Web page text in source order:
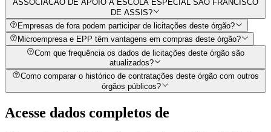
ASSOCIACAO DE APOIO A ESCOLA ESPECIAL SAO FRANCISCO
DE ASSIS?
Empresas de fora podem participar de licitações deste órgão?
Microempresa e EPP têm vantagens em compras deste órgão?
Com que frequência os dados de licitações deste órgão são
atualizados?
Como comparar o histórico de contratações deste órgão com outros
órgãos públicos?
Acesse dados completos de